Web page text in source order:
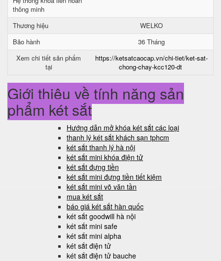
thông minh
Thương hiệu
WELKO
Bảo hành
36 Tháng
Xem chi tiết sản phẩm
tại
https://ketsatcaocap.vn/chi-tiet/ket-sat-
chong-chay-kcc120-dt
Giới thiệu về tính năng sản
phẩm két sắt
Hướng dẫn mở khóa két sắt các loại
thanh lý két sắt khách sạn tphcm
két sắt thanh lý hà nội
két sắt mini khóa điện tử
két sắt đựng tiền
két sắt mini đựng tiền tiết kiệm
két sắt mini võ văn tần
mua két sắt
báo giá két sắt hàn quốc
két sắt goodwill hà nội
két sắt mini safe
két sắt mini alpha
két sắt điện tử
két sắt điện tử bauche